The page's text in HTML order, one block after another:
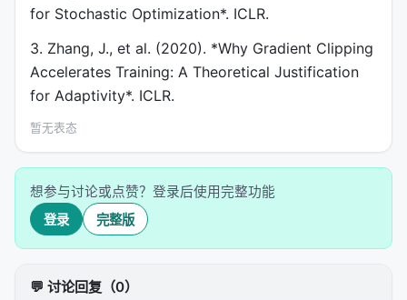
for Stochastic Optimization*. ICLR.
3. Zhang, J., et al. (2020). *Why Gradient Clipping
Accelerates Training: A Theoretical Justification
for Adaptivity*. ICLR.
暂无表态
想参与讨论或点赞？登录后使用完整功能
登录 完整版
💬 讨论回复（0）